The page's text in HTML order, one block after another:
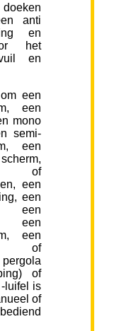
anti
en
het
en
een
een
mono
semi-
een
of
een
een
een
een
een
of
of
luifel is
of